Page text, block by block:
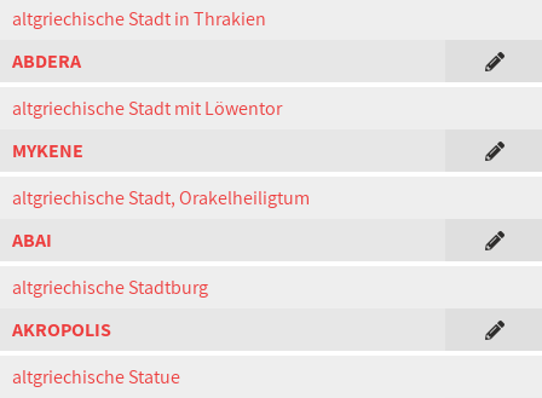
altgriechische Stadt in Thrakien
ABDERA
altgriechische Stadt mit Löwentor
MYKENE
altgriechische Stadt, Orakelheiligtum
ABAI
altgriechische Stadtburg
AKROPOLIS
altgriechische Statue